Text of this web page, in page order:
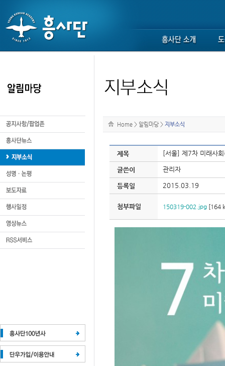
Home > 알림마당 > 지부소식
제목 [서울] 제7차 미래사
글쓴이 관리자
등록일 2015.03.19
첨부파일 150319-002.jpg[164